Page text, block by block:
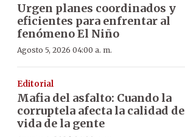
Urgen planes coordinados y
eficientes para enfrentar al
fenómeno El Niño
Agosto 5, 2026 04:00 a. m.
Editorial
Mafia del asfalto: Cuando la
corruptela afecta la calidad de
vida de la gente